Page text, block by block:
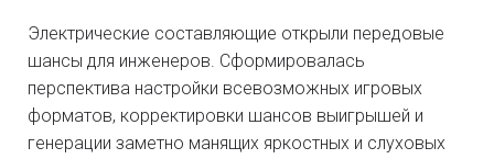
Электрические составляющие открыли передовые
шансы для инженеров. Сформировалась
перспектива настройки всевозможных игровых
форматов, корректировки шансов выигрышей и
генерации заметно манящих яркостных и слуховых